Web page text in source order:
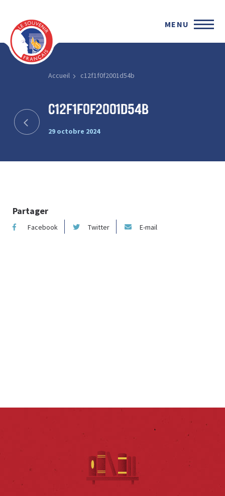
MENU
Accueil c12f1f0f2001d54b
c12f1f0f2001d54b
29 octobre 2024
Partager
Facebook Twitter E-mail